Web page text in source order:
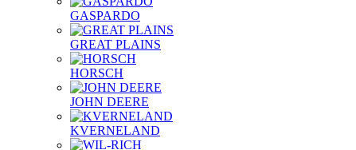
GASPARDO
GREAT PLAINS
HORSCH
JOHN DEERE
KVERNELAND